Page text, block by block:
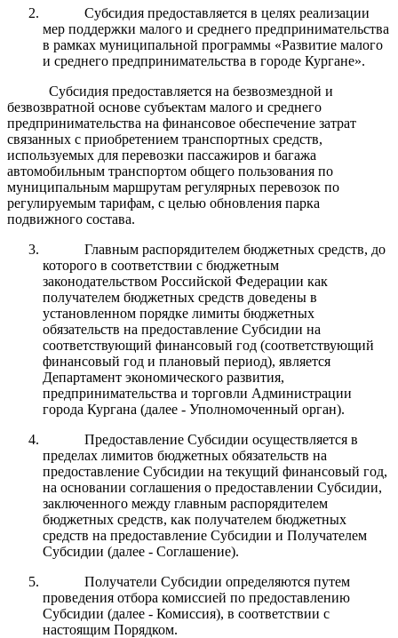
Субсидия предоставляется в целях реализации
мер поддержки малого и среднего предпринимательства
в рамках муниципальной программы «Развитие малого
и среднего предпринимательства в городе Кургане».
Субсидия предоставляется на безвозмездной и
безвозвратной основе субъектам малого и среднего
предпринимательства на финансовое обеспечение затрат
связанных с приобретением транспортных средств,
используемых для перевозки пассажиров и багажа
автомобильным транспортом общего пользования по
муниципальным маршрутам регулярных перевозок по
регулируемым тарифам, с целью обновления парка
подвижного состава.
Главным распорядителем бюджетных средств, до
которого в соответствии с бюджетным
законодательством Российской Федерации как
получателем бюджетных средств доведены в
установленном порядке лимиты бюджетных
обязательств на предоставление Субсидии на
соответствующий финансовый год (соответствующий
финансовый год и плановый период), является
Департамент экономического развития,
предпринимательства и торговли Администрации
города Кургана (далее - Уполномоченный орган).
Предоставление Субсидии осуществляется в
пределах лимитов бюджетных обязательств на
предоставление Субсидии на текущий финансовый год,
на основании соглашения о предоставлении Субсидии,
заключенного между главным распорядителем
бюджетных средств, как получателем бюджетных
средств на предоставление Субсидии и Получателем
Субсидии (далее - Соглашение).
Получатели Субсидии определяются путем
проведения отбора комиссией по предоставлению
Субсидии (далее - Комиссия), в соответствии с
настоящим Порядком.